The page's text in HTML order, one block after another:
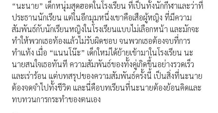
“นะนาย” เด็กหนุ่มสุดฮอตในโรงเรียน ที่เป็นทั้งนักกีฬาและว่าที่
ประธานนักเรียน แต่ในอีกมุมหนึ่งเขาคือเสือผู้หญิง ที่มีความ
สัมพันธ์กับนักเรียนหญิงในโรงเรียนแบบไม่เลือกหน้า และมักจะ
ทำให้พวกเธอท้องแล้วไม่รับผิดชอบ จนพวกเธอต้องจบที่การ
ทำแท้ง เมื่อ “แนนโน๊ะ” เด็กใหม่ได้ย้ายเข้ามาในโรงเรียน นะ
นายสนใจเธอทันที ความสัมพันธ์ของทั้งคู่เกิดขึ้นอย่างรวดเร็ว
และเร่าร้อน แต่บทสรุปของความสัมพันธ์ครั้งนี้ เป็นสิ่งที่นะนาย
ต้องจดจำไปทั้งชีวิต และนี่คือบทเรียนที่นะนายต้องย้อนคิดและ
ทบทวนการกระทำของตนเอง